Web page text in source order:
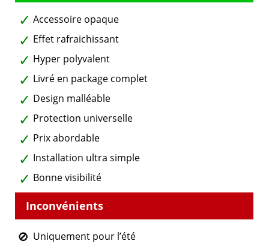
Accessoire opaque
Effet rafraichissant
Hyper polyvalent
Livré en package complet
Design malléable
Protection universelle
Prix abordable
Installation ultra simple
Bonne visibilité
Uniquement pour l’été